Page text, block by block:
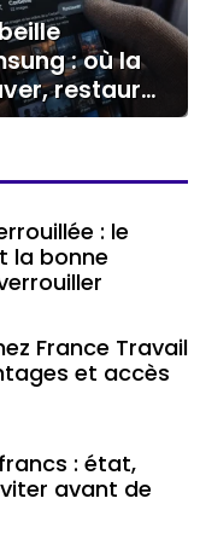
: où la
restaurer
et
: le
la bonne
France Travail
et accès
: état,
avant de